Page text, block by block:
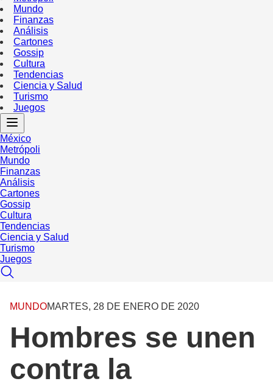
Mundo
Finanzas
Análisis
Cartones
Gossip
Cultura
Tendencias
Ciencia y Salud
Turismo
Juegos
México
Metrópoli
Mundo
Finanzas
Análisis
Cartones
Gossip
Cultura
Tendencias
Ciencia y Salud
Turismo
Juegos
MUNDOMARTES, 28 DE ENERO DE 2020
Hombres se unen
contra la